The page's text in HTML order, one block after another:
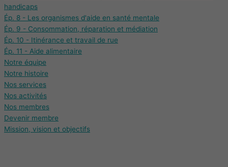
handicaps
Ép. 8 - Les organismes d'aide en santé mentale
Ép. 9 - Consommation, réparation et médiation
Ép. 10 - Itinérance et travail de rue
Ép. 11 - Aide alimentaire
Notre équipe
Notre histoire
Nos services
Nos activités
Nos membres
Devenir membre
Mission, vision et objectifs